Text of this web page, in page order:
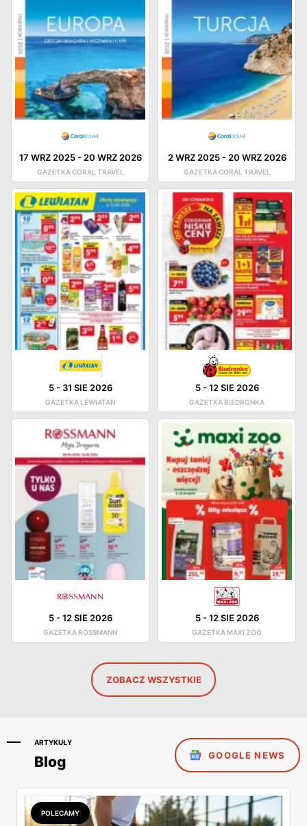
17 WRZ 2025- 20 WRZ 2026
GAZETKA CORAL TRAVEL
2 WRZ 2025- 20 WRZ 2026
GAZETKA CORAL TRAVEL
5- 31 SIE 2026
GAZETKA LEWIATAN
5-12 SIE 2026
GAZETKA BIEDRONKA
5-12 SIE 2026
GAZETKA ROSSMANN
5-12 SIE 2026
GAZETKA MAXI ZOO
ZOBACZ WSZYSTKIE
ARTYKUŁY
Blog GOOGLE NEWS
POLECAMY